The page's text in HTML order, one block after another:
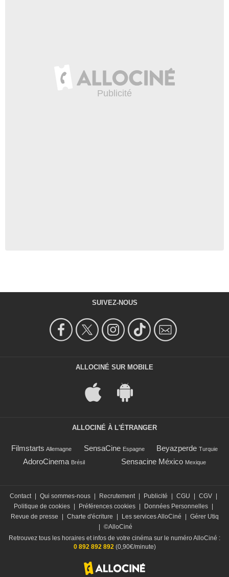
SUIVEZ-NOUS
ALLOCINÉ SUR MOBILE
ALLOCINÉ À L'ÉTRANGER
Filmstarts Allemagne SensaCine Espagne Beyazperde Turquie
AdoroCinema Brésil Sensacine México Mexique
Contact Qui sommes-nous Recrutement Publicité CGU CGV
Politique de cookies
Préférences cookies Données Personnelles
Revue de presse
Charte d'écriture Les services AlloCiné
Gérer Utiq
©AlloCiné
Retrouvez tous les horaires et infos de votre cinéma sur le numéro AlloCiné :
0 892 892 892(0,90€/minute)